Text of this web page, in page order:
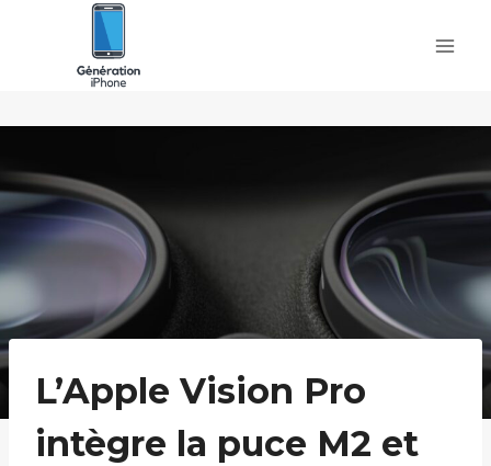
L’Apple Vision Pro
intègre la puce M2 et